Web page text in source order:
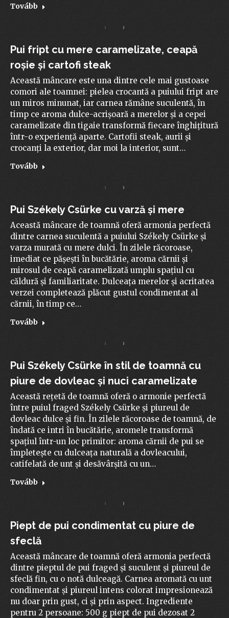
Tovább
Pui fript cu mere caramelizate, ceapă
roșie și cartofi steak
Această mâncare este una dintre cele mai gustoase
comori ale toamnei: pielea crocantă a puiului fript are
un miros minunat, iar carnea rămâne suculentă, în
timp ce aroma dulce-acrișoară a merelor și a cepei
caramelizate din tigaie transformă fiecare înghițitură
într-o experiență aparte. Cartofii steak, aurii și
crocanți la exterior, dar moi la interior, sunt…
Tovább
Pui Székely Csürke cu varză și mere
Această mâncare de toamnă oferă armonia perfectă
dintre carnea suculentă a puiului Székely Csürke și
varza murată cu mere dulci. În zilele răcoroase,
imediat ce pășești în bucătărie, aroma cărnii și
mirosul de ceapă caramelizată umplu spațiul cu
căldură și familiaritate. Dulceața merelor și acritatea
verzei completează plăcut gustul condimentat al
cărnii, în timp ce…
Tovább
Pui Székely Csürke în stil de toamnă cu
piure de dovleac și nuci caramelizate
Această rețetă de toamnă oferă o armonie perfectă
între puiul fraged Székely Csürke și piureul de
dovleac dulce și fin. În zilele răcoroase de toamnă, de
îndată ce intri în bucătărie, aromele transformă
spațiul într-un loc primitor: aroma cărnii de pui se
împletește cu dulceața naturală a dovleacului,
catifelată de unt și desăvârșită cu un…
Tovább
Piept de pui condimentat cu piure de
sfeclă
Această mâncare de toamnă oferă armonia perfectă
dintre pieptul de pui fraged și suculent și piureul de
sfeclă fin, cu o notă dulceagă. Carnea aromată cu unt
condimentat și piureul intens colorat impresionează
nu doar prin gust, ci și prin aspect. Ingrediente
pentru 2 persoane: 500 g piept de pui dezosat 2